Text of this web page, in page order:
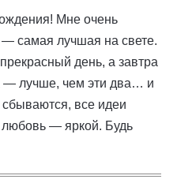
Мне очень
— самая лучшая на свете.
день, а завтра
лучше, чем эти два… и
все идеи
— яркой. Будь